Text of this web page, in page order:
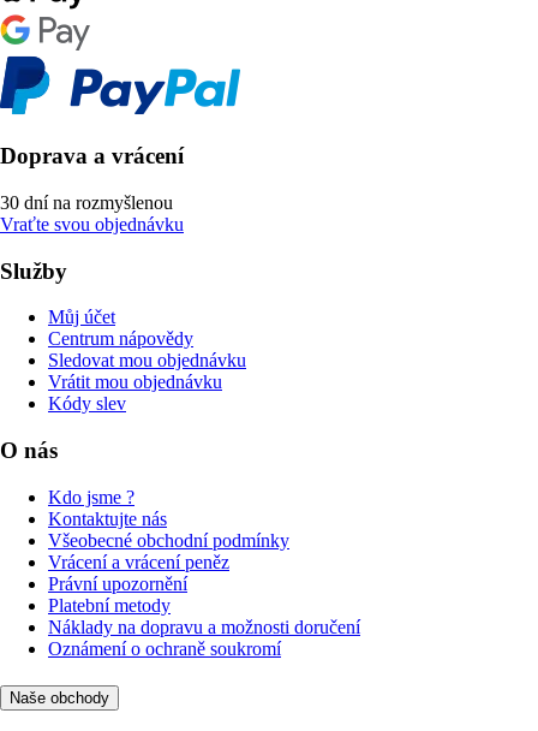
Doprava a vrácení
30 dní na rozmyšlenou
Vraťte svou objednávku
Služby
Můj účet
Centrum nápovědy
Sledovat mou objednávku
Vrátit mou objednávku
Kódy slev
O nás
Kdo jsme ?
Kontaktujte nás
Všeobecné obchodní podmínky
Vrácení a vrácení peněz
Právní upozornění
Platební metody
Náklady na dopravu a možnosti doručení
Oznámení o ochraně soukromí
Naše obchody